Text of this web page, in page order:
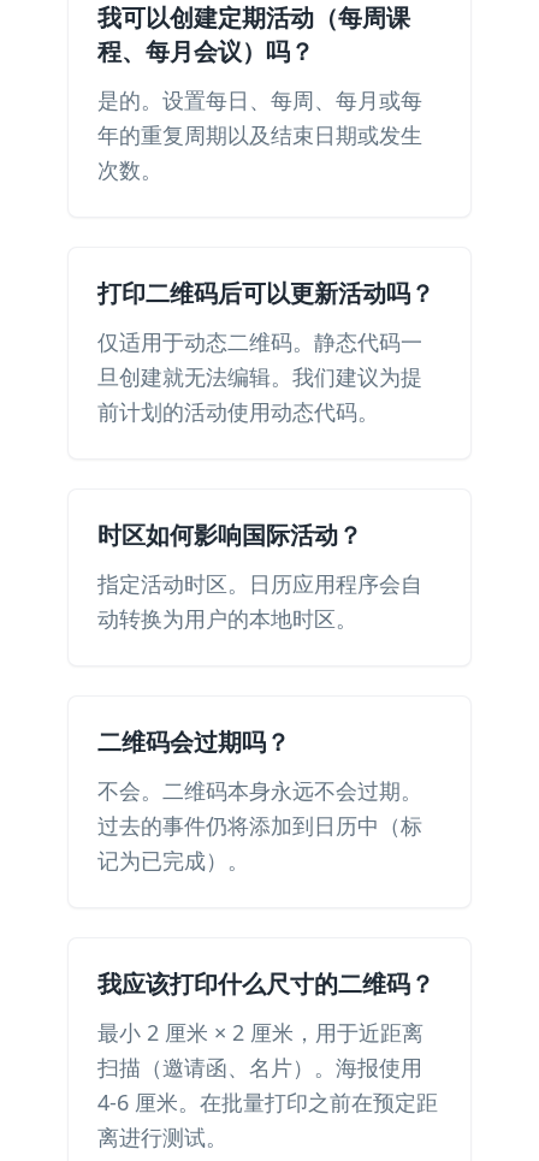
我可以创建定期活动（每周课
程、每月会议）吗？
是的。设置每日、每周、每月或每
年的重复周期以及结束日期或发生
次数。
打印二维码后可以更新活动吗？
仅适用于动态二维码。静态代码一
旦创建就无法编辑。我们建议为提
前计划的活动使用动态代码。
时区如何影响国际活动？
指定活动时区。日历应用程序会自
动转换为用户的本地时区。
二维码会过期吗？
不会。二维码本身永远不会过期。
过去的事件仍将添加到日历中（标
记为已完成）。
我应该打印什么尺寸的二维码？
最小 2 厘米 × 2 厘米，用于近距离
扫描（邀请函、名片）。海报使用
4-6 厘米。在批量打印之前在预定距
离进行测试。